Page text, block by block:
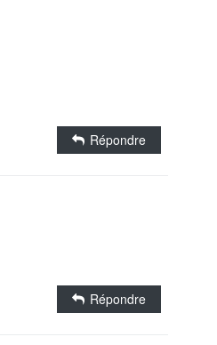
Répondre
Répondre